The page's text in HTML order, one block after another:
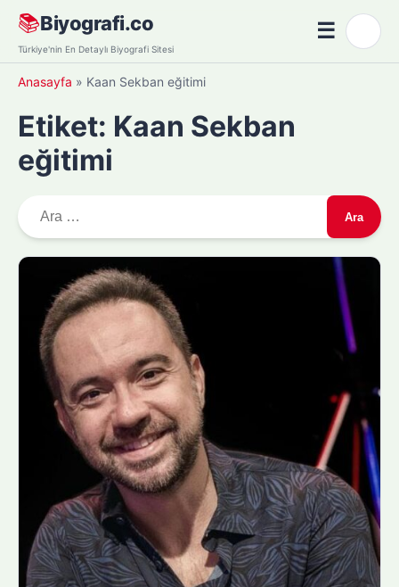
Skip
content
📚Biyografi.co
Türkiye'nin En Detaylı Biyografi Sitesi
☰Menü
Anasayfa » Kaan Sekban eğitimi
Etiket: Kaan Sekban
eğitimi
r